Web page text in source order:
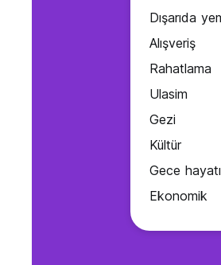
Dışarıda
Alışveriş
Rahatlama
Ulasim
Gezi
Kültür
Gece hayatı
Ekonomik